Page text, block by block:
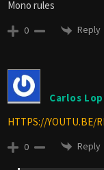
Mono rules
0 Reply
Carlos
HTTPS://YOUTU.BE/
0 Reply